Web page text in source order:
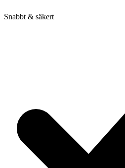
Snabbt & säkert